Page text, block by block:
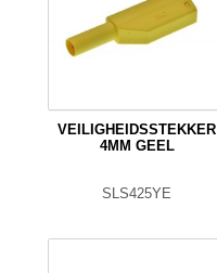
VEILIGHEIDSSTEKKER
4MM GEEL
SLS425YE